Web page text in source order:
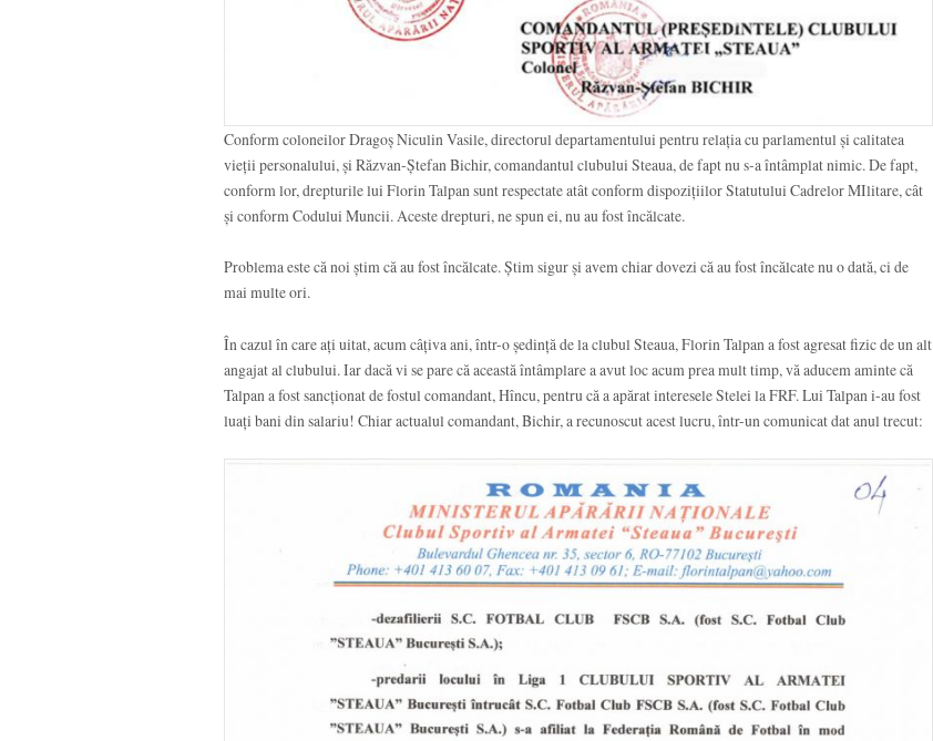
Conform coloneilor Dragoș Niculin Vasile, directorul departamentului pentru relația cu parlamentul și calitatea
vieții personalului, și Răzvan-Ștefan Bichir, comandantul clubului Steaua, de fapt nu s-a întâmplat nimic. De fapt,
conform lor, drepturile lui Florin Talpan sunt respectate atât conform dispozițiilor Statutului Cadrelor MIlitare, cât
și conform Codului Muncii. Aceste drepturi, ne spun ei, nu au fost încălcate.
Problema este că noi știm că au fost încălcate. Știm sigur și avem chiar dovezi că au fost încălcate nu o dată, ci de
mai multe ori.
În cazul în care ați uitat, acum câțiva ani, într-o ședință de la clubul Steaua, Florin Talpan a fost agresat fizic de un alt
angajat al clubului. Iar dacă vi se pare că această întâmplare a avut loc acum prea mult timp, vă aducem aminte că
Talpan a fost sancționat de fostul comandant, Hîncu, pentru că a apărat interesele Stelei la FRF. Lui Talpan i-au fost
luați bani din salariu! Chiar actualul comandant, Bichir, a recunoscut acest lucru, într-un comunicat dat anul trecut: